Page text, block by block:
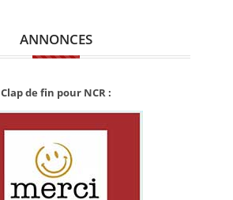
ANNONCES
Clap de fin pour NCR :